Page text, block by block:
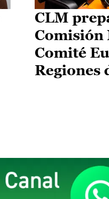
CLM
Comisión
Comité
Regiones